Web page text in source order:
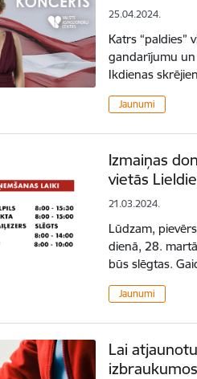
25.04.2024.
Katrs “paldies”
gandarījumu un
Ikdienas
Jaunumi
Izmaiņas
vietās
21.03.2024.
Lūdzam,
dienā, 28.
būs slēgtas.
Jaunumi
Lai
izbraukumos